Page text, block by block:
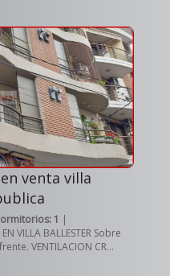
venta villa
1 |
VILLA BALLESTER Sobre
VENTILACION CR...